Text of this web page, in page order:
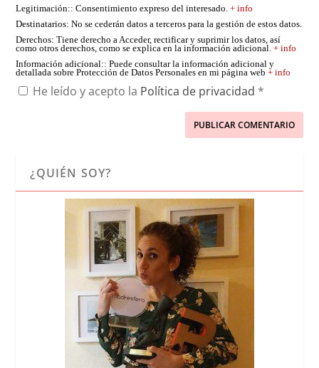
Legitimación:: Consentimiento expreso del interesado.+ info
Destinatarios: No se cederán datos a terceros para la gestión de estos datos.
Derechos: Tiene derecho a Acceder, rectificar y suprimir los datos, así
como otros derechos, como se explica en la información adicional.+ info
Información adicional:: Puede consultar la información adicional y
detallada sobre Protección de Datos Personales en mi página web+ info
He leído y acepto la Política de privacidad *
¿QUIÉN SOY?